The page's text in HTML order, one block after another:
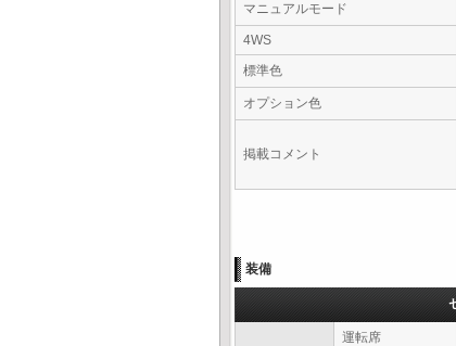
マニュアルモード
4WS
標準色
オプション色
掲載コメント
装備
運転席